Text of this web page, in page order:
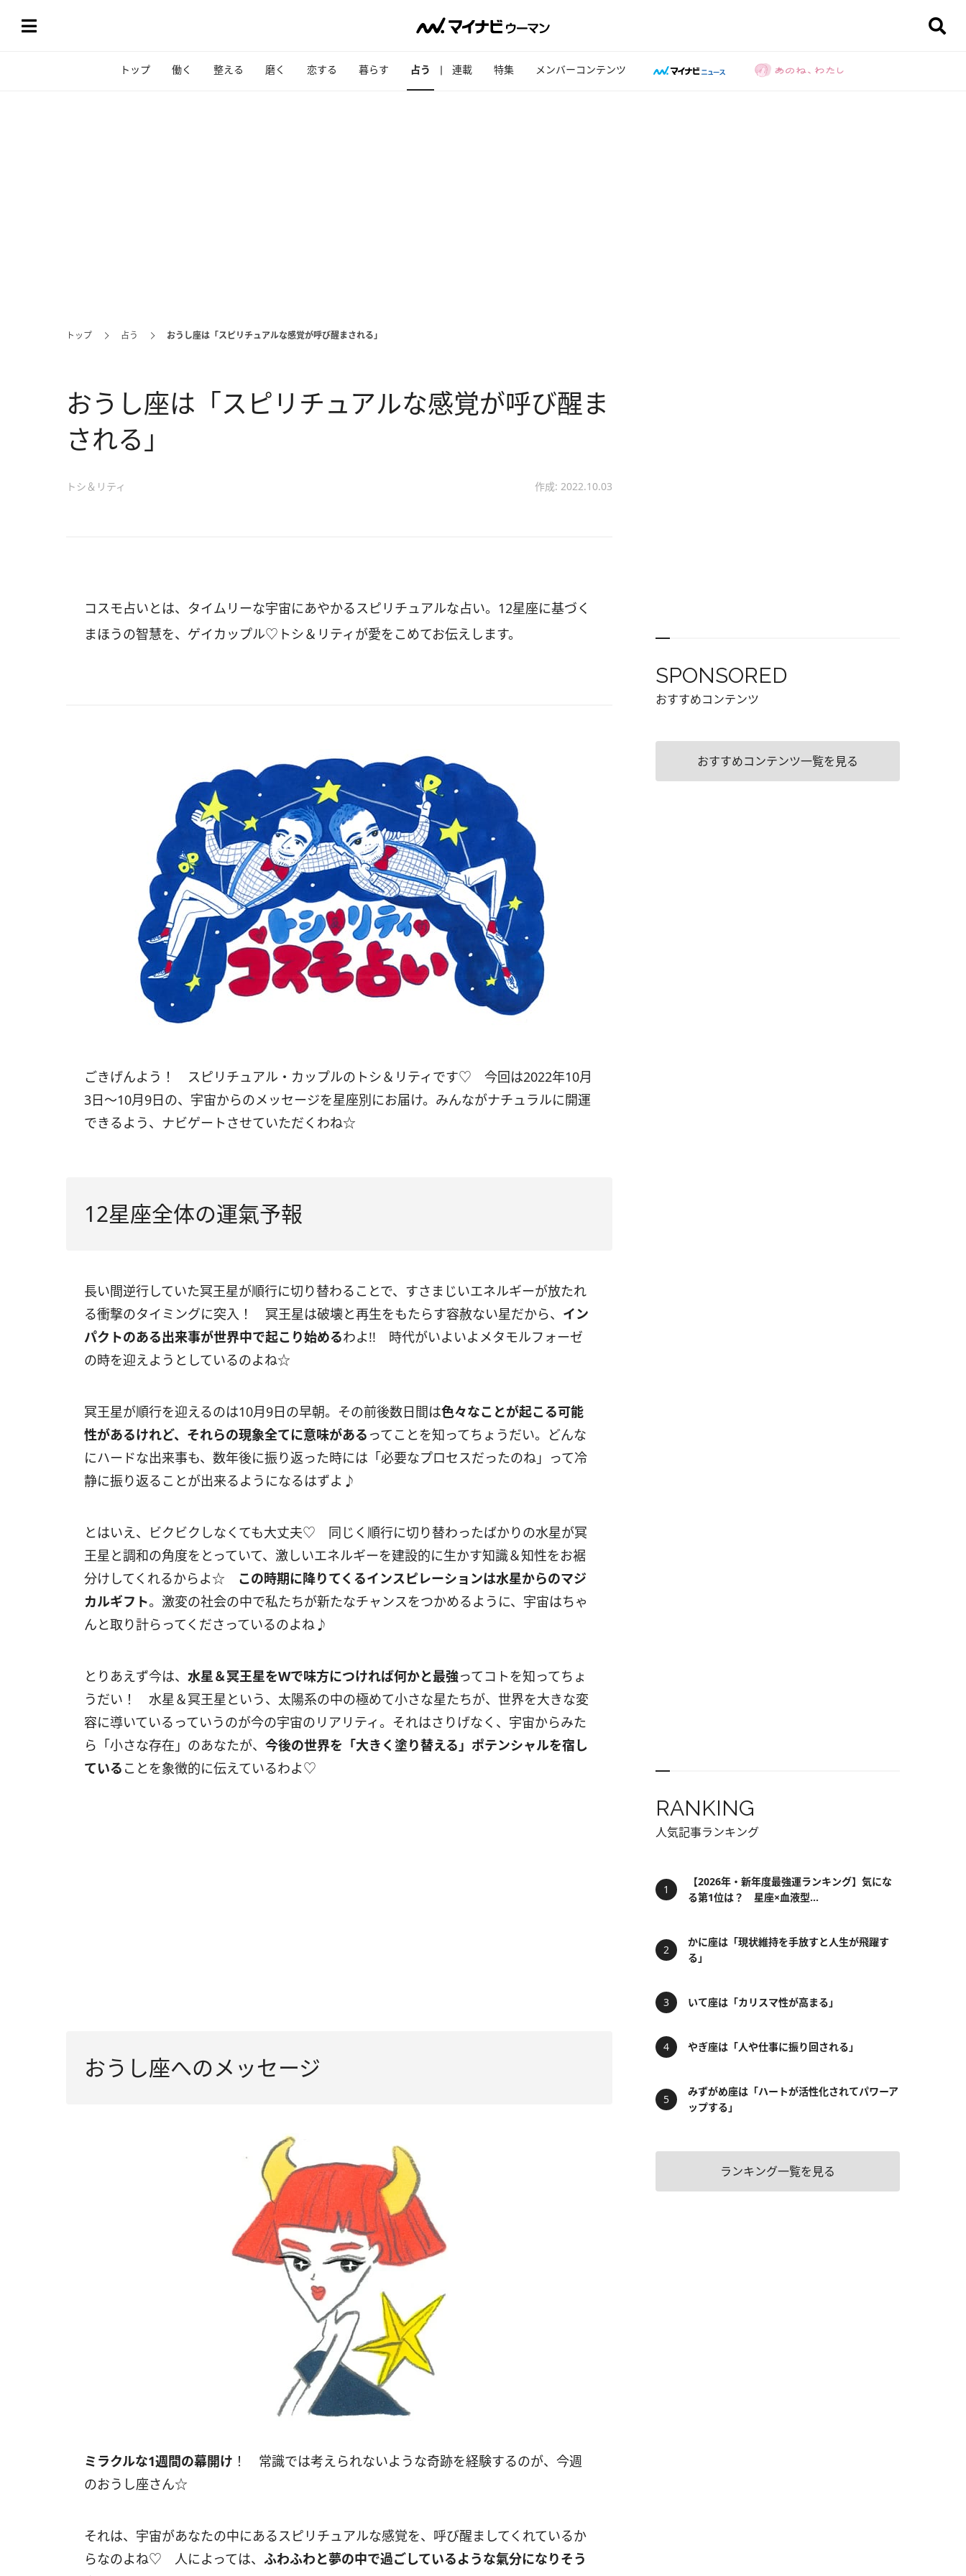
トップ 働く 整える 磨く 恋する 暮らす 占う 連載 特集 メンバーコンテンツ
トップ 占う おうし座は「スピリチュアルな感覚が呼び醒まされる」
おうし座は「スピリチュアルな感覚が呼び醒ま
される」
トシ＆リティ 作成: 2022.10.03
コスモ占いとは、タイムリーな宇宙にあやかるスピリチュアルな占い。12星座に基づく
まほうの智慧を、ゲイカップル♡トシ＆リティが愛をこめてお伝えします。
ごきげんよう！ スピリチュアル・カップルのトシ＆リティです♡ 今回は2022年10月
3日〜10月9日の、宇宙からのメッセージを星座別にお届け。みんながナチュラルに開運
できるよう、ナビゲートさせていただくわね☆
12星座全体の運氣予報
長い間逆行していた冥王星が順行に切り替わることで、すさまじいエネルギーが放たれ
る衝撃のタイミングに突入！ 冥王星は破壊と再生をもたらす容赦ない星だから、 イン
パクトのある出来事が世界中で起こり始めるわよ!! 時代がいよいよメタモルフォーゼ
の時を迎えようとしているのよね☆
冥王星が順行を迎えるのは10月9日の早朝。その前後数日間は色々なことが起こる可能
性があるけれど、それらの現象全てに意味がある ってことを知ってちょうだい。どんな
にハードな出来事も、数年後に振り返った時には「必要なプロセスだったのね」って冷
静に振り返ることが出来るようになるはずよ♪
とはいえ、ビクビクしなくても大丈夫♡ 同じく順行に切り替わったばかりの水星が冥
王星と調和の角度をとっていて、激しいエネルギーを建設的に生かす知識＆知性をお裾
分けしてくれるからよ☆ この時期に降りてくるインスピレーションは水星からのマジ
カルギフト。激変の社会の中で私たちが新たなチャンスをつかめるように、宇宙はちゃ
んと取り計らってくださっているのよね♪
とりあえず今は、 水星＆冥王星をWで味方につければ何かと最強ってコトを知ってちょ
うだい！ 水星＆冥王星という、太陽系の中の極めて小さな星たちが、世界を大きな変
容に導いているっていうのが今の宇宙のリアリティ。それはさりげなく、宇宙からみた
ら「小さな存在」のあなたが、 今後の世界を「大きく塗り替える」ポテンシャルを宿し
ている ことを象徴的に伝えているわよ♡
おうし座へのメッセージ
ミラクルな1週間の幕開け ！ 常識では考えられないような奇跡を経験するのが、今週
のおうし座さん☆
それは、宇宙があなたの中にあるスピリチュアルな感覚を、呼び醒ましてくれているか
らなのよね♡ 人によっては、 ふわふわと夢の中で過ごしているような氣分になりそう
SPONSORED
おすすめコンテンツ
おすすめコンテンツ一覧を見る
RANKING
人気記事ランキング
【2026年・新年度最強運ランキング】気にな
る第1位は？ 星座×血液型...
かに座は「現状維持を手放すと人生が飛躍す
る」
いて座は「カリスマ性が高まる」
やぎ座は「人や仕事に振り回される」
みずがめ座は「ハートが活性化されてパワーア
ップする」
ランキング一覧を見る